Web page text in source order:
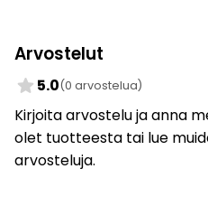
Arvostelut
star 5.0(0 arvostelua)
Kirjoita arvostelu ja anna
olet tuotteesta tai lue
arvosteluja.